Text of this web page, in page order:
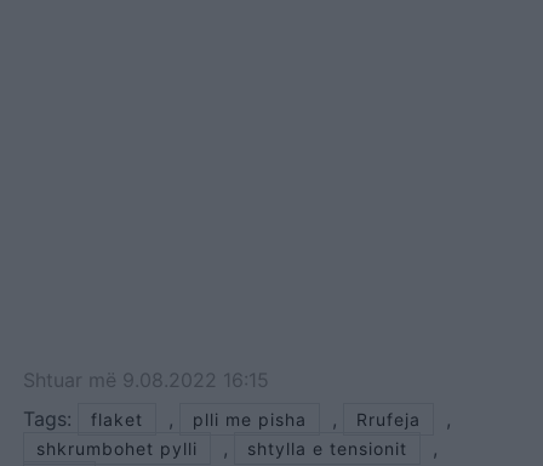
Shtuar më 9.08.2022 16:15
Tags:
flaket , plli me pisha , Rrufeja ,
shkrumbohet pylli , shtylla e tensionit ,